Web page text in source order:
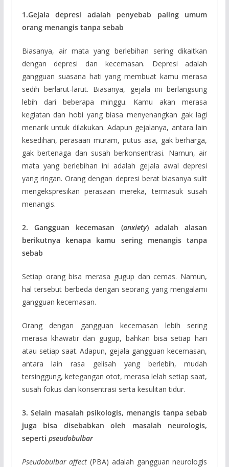
1.Gejala depresi adalah penyebab paling umum
orang menangis tanpa sebab
Biasanya, air mata yang berlebihan sering dikaitkan
dengan depresi dan kecemasan. Depresi adalah
gangguan suasana hati yang membuat kamu merasa
sedih berlarut-larut. Biasanya, gejala ini berlangsung
lebih dari beberapa minggu. Kamu akan merasa
kegiatan dan hobi yang biasa menyenangkan gak lagi
menarik untuk dilakukan. Adapun gejalanya, antara lain
kesedihan, perasaan muram, putus asa, gak berharga,
gak bertenaga dan susah berkonsentrasi. Namun, air
mata yang berlebihan ini adalah gejala awal depresi
yang ringan. Orang dengan depresi berat biasanya sulit
mengekspresikan perasaan mereka, termasuk susah
menangis.
2. Gangguan kecemasan (anxiety) adalah alasan
berikutnya kenapa kamu sering menangis tanpa
sebab
Setiap orang bisa merasa gugup dan cemas. Namun,
hal tersebut berbeda dengan seorang yang mengalami
gangguan kecemasan.
Orang dengan gangguan kecemasan lebih sering
merasa khawatir dan gugup, bahkan bisa setiap hari
atau setiap saat. Adapun, gejala gangguan kecemasan,
antara lain rasa gelisah yang berlebih, mudah
tersinggung, ketegangan otot, merasa lelah setiap saat,
susah fokus dan konsentrasi serta kesulitan tidur.
3. Selain masalah psikologis, menangis tanpa sebab
juga bisa disebabkan oleh masalah neurologis,
seperti pseudobulbar
Pseudobulbar affect(PBA) adalah gangguan neurologis